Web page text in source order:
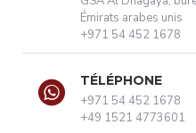
Émirats arabes unis
+971 54 452 1678
TÉLÉPHONE
+971 54 452 1678
+49 1521 4773601